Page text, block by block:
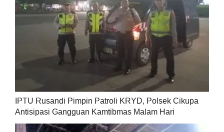
IPTU Rusandi Pimpin Patroli KRYD, Polsek Cikupa
Antisipasi Gangguan Kamtibmas Malam Hari